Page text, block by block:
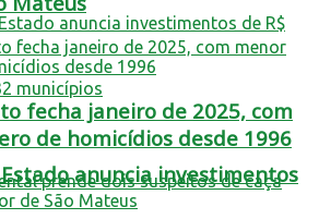
anuncia investimentos
fecha janeiro de 2025, com
de homicídios desde 1996